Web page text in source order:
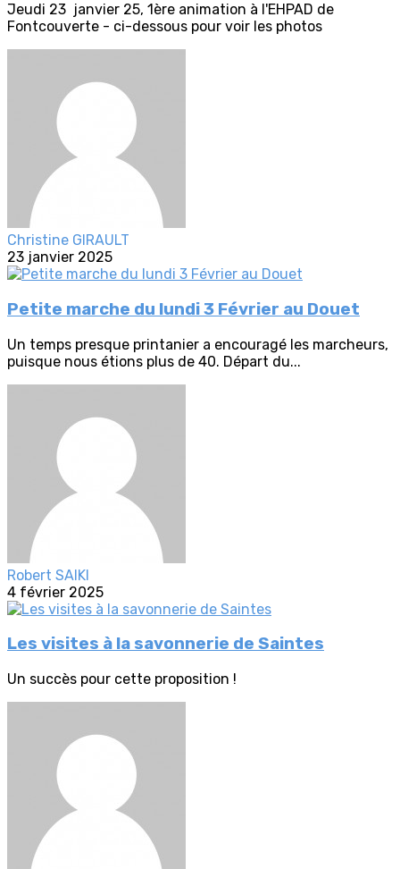
Jeudi 23 janvier 25, 1ère animation à l'EHPAD de
Fontcouverte - ci-dessous pour voir les photos
Christine GIRAULT
23 janvier 2025
Petite marche du lundi 3 Février au Douet
Un temps presque printanier a encouragé les marcheurs,
puisque nous étions plus de 40. Départ du...
Robert SAIKI
4 février 2025
Les visites à la savonnerie de Saintes
Un succès pour cette proposition !